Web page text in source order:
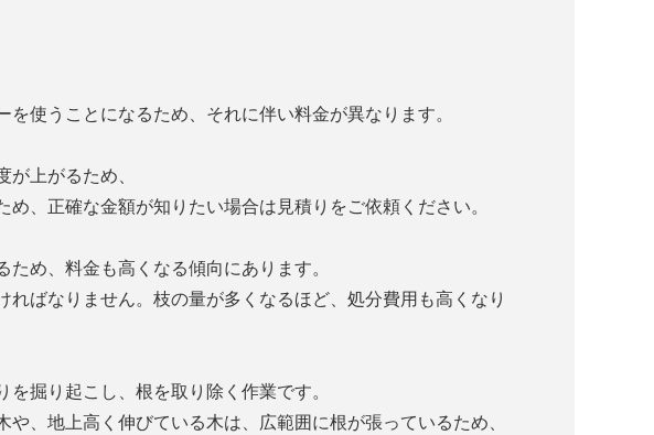
使うことになるため、それに伴い料金が異なります。
上がるため、
、正確な金額が知りたい場合は見積りをご依頼ください。
め、料金も高くなる傾向にあります。
ばなりません。枝の量が多くなるほど、処分費用も高くなり
掘り起こし、根を取り除く作業です。
、地上高く伸びている木は、広範囲に根が張っているため、